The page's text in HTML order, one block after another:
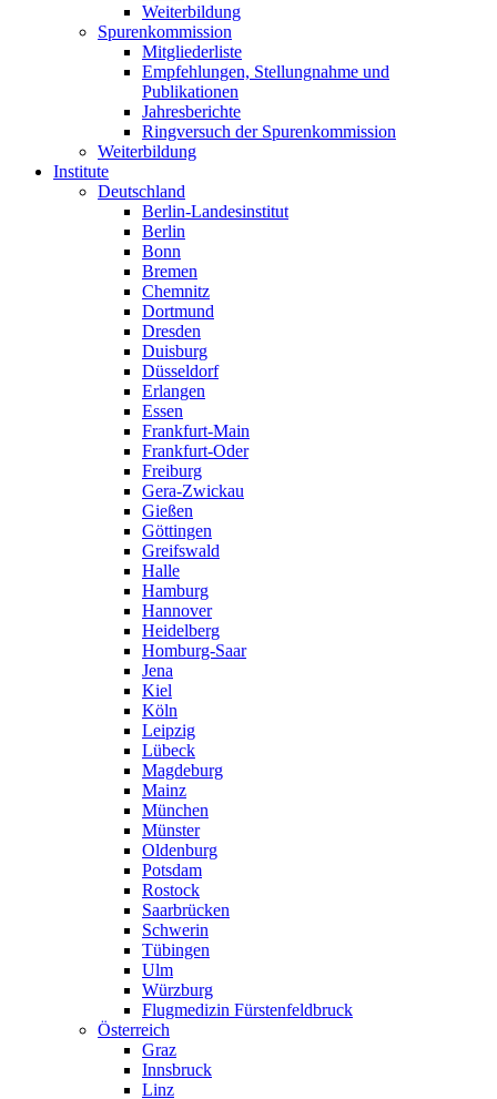
Weiterbildung
Spurenkommission
Mitgliederliste
Empfehlungen, Stellungnahme und
Publikationen
Jahresberichte
Ringversuch der Spurenkommission
Weiterbildung
Institute
Deutschland
Berlin-Landesinstitut
Berlin
Bonn
Bremen
Chemnitz
Dortmund
Dresden
Duisburg
Düsseldorf
Erlangen
Essen
Frankfurt-Main
Frankfurt-Oder
Freiburg
Gera-Zwickau
Gießen
Göttingen
Greifswald
Halle
Hamburg
Hannover
Heidelberg
Homburg-Saar
Jena
Kiel
Köln
Leipzig
Lübeck
Magdeburg
Mainz
München
Münster
Oldenburg
Potsdam
Rostock
Saarbrücken
Schwerin
Tübingen
Ulm
Würzburg
Flugmedizin Fürstenfeldbruck
Österreich
Graz
Innsbruck
Linz